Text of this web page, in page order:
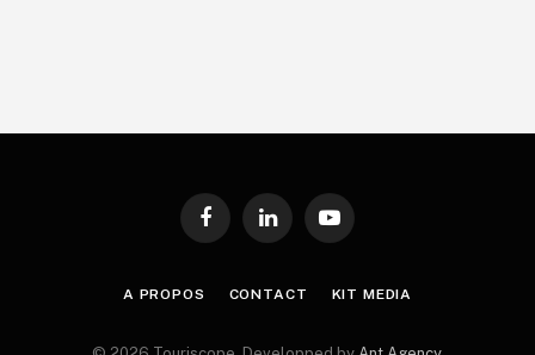
FacebookLinkedInYouTube
A PROPOS CONTACT KIT MEDIA